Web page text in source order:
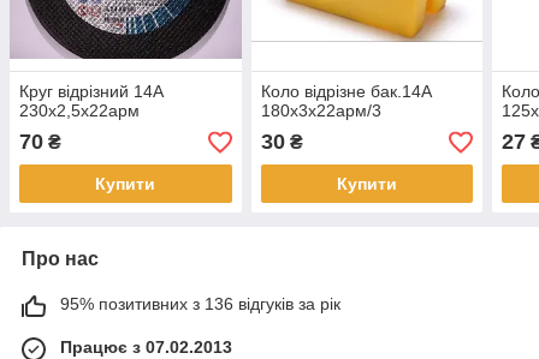
Круг відрізний 14А
230х2,5х22арм
70 ₴
Купити
Коло відрізне бак.14А
180х3х22арм/3
30₴
Купити
27
Про нас
95% позитивних з 136 відгуків за рік
Працює з 07.02.2013